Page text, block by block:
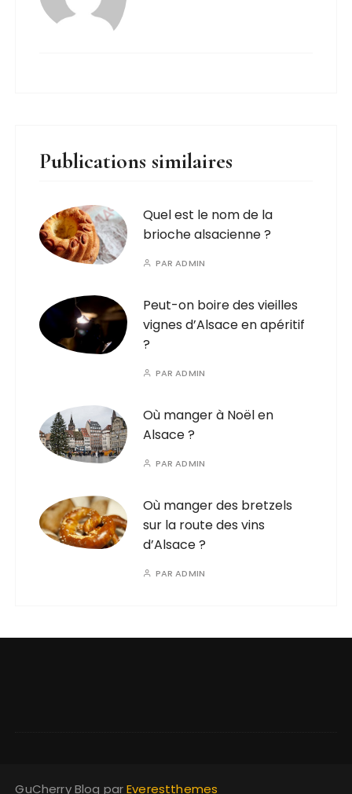
Publications similaires
Quel est le nom de la
brioche alsacienne ?
PARADMIN
Peut-on boire des vieilles
vignes d’Alsace en apéritif
?
PARADMIN
Où manger à Noël en
Alsace ?
PARADMIN
Où manger des bretzels
sur la route des vins
d’Alsace ?
PARADMIN
GuCherry Blog parEverestthemes